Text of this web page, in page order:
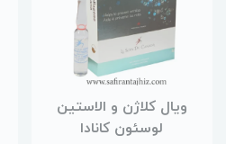
ویال کلاژن و الاستین
لوسئون کانادا